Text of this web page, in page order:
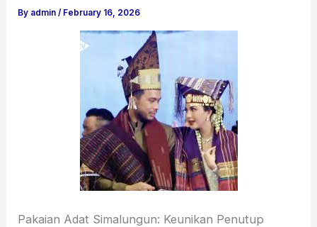
By admin/ February 16, 2026
Pakaian Adat Simalungun: Keunikan Penutup